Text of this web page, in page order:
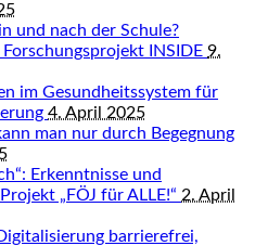
und nach der Schule?
INSIDE 9.
im Gesundheitssystem für
4. April 2025
man nur durch Begegnung
Erkenntnisse und
„FÖJ für ALLE!“ 2. April
barrierefrei,